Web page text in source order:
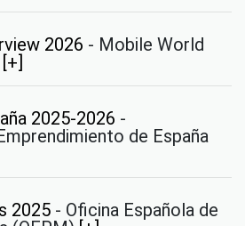
2026 - Mobile World
[+]
2025-2026 -
de España
2025 - Oficina Española de